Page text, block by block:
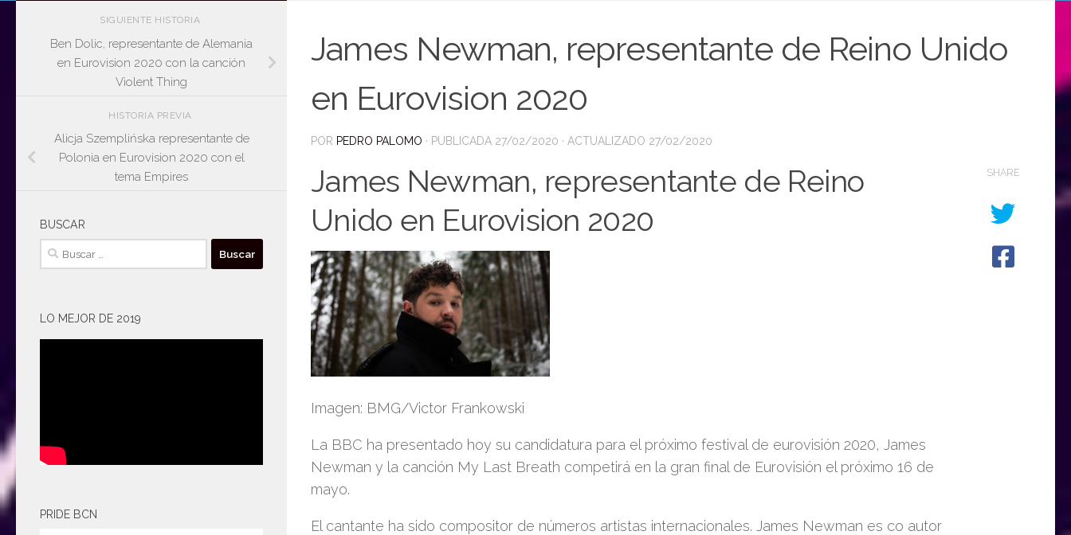
James Newman, representante de Reino Unido
en Eurovision 2020
POR PEDRO PALOMO · PUBLICADA 27/02/2020 · ACTUALIZADO 27/02/2020
James Newman, representante de Reino
Unido en Eurovision 2020
Imagen: BMG/Victor Frankowski
La BBC ha presentado hoy su candidatura para el próximo festival de eurovisión 2020, James
Newman y la canción My Last Breath competirá en la gran final de Eurovisión el próximo 16 de
mayo.
El cantante ha sido compositor de números artistas internacionales. James Newman es co autor
SHARE
SIGUIENTE HISTORIA
Ben Dolic, representante de Alemania
en Eurovision 2020 con la canción
Violent Thing
HISTORIA PREVIA
Alicja Szemplińska representante de
Polonia en Eurovision 2020 con el
tema Empires
BUSCAR
Buscar:
LO MEJOR DE 2019
PRIDE BCN